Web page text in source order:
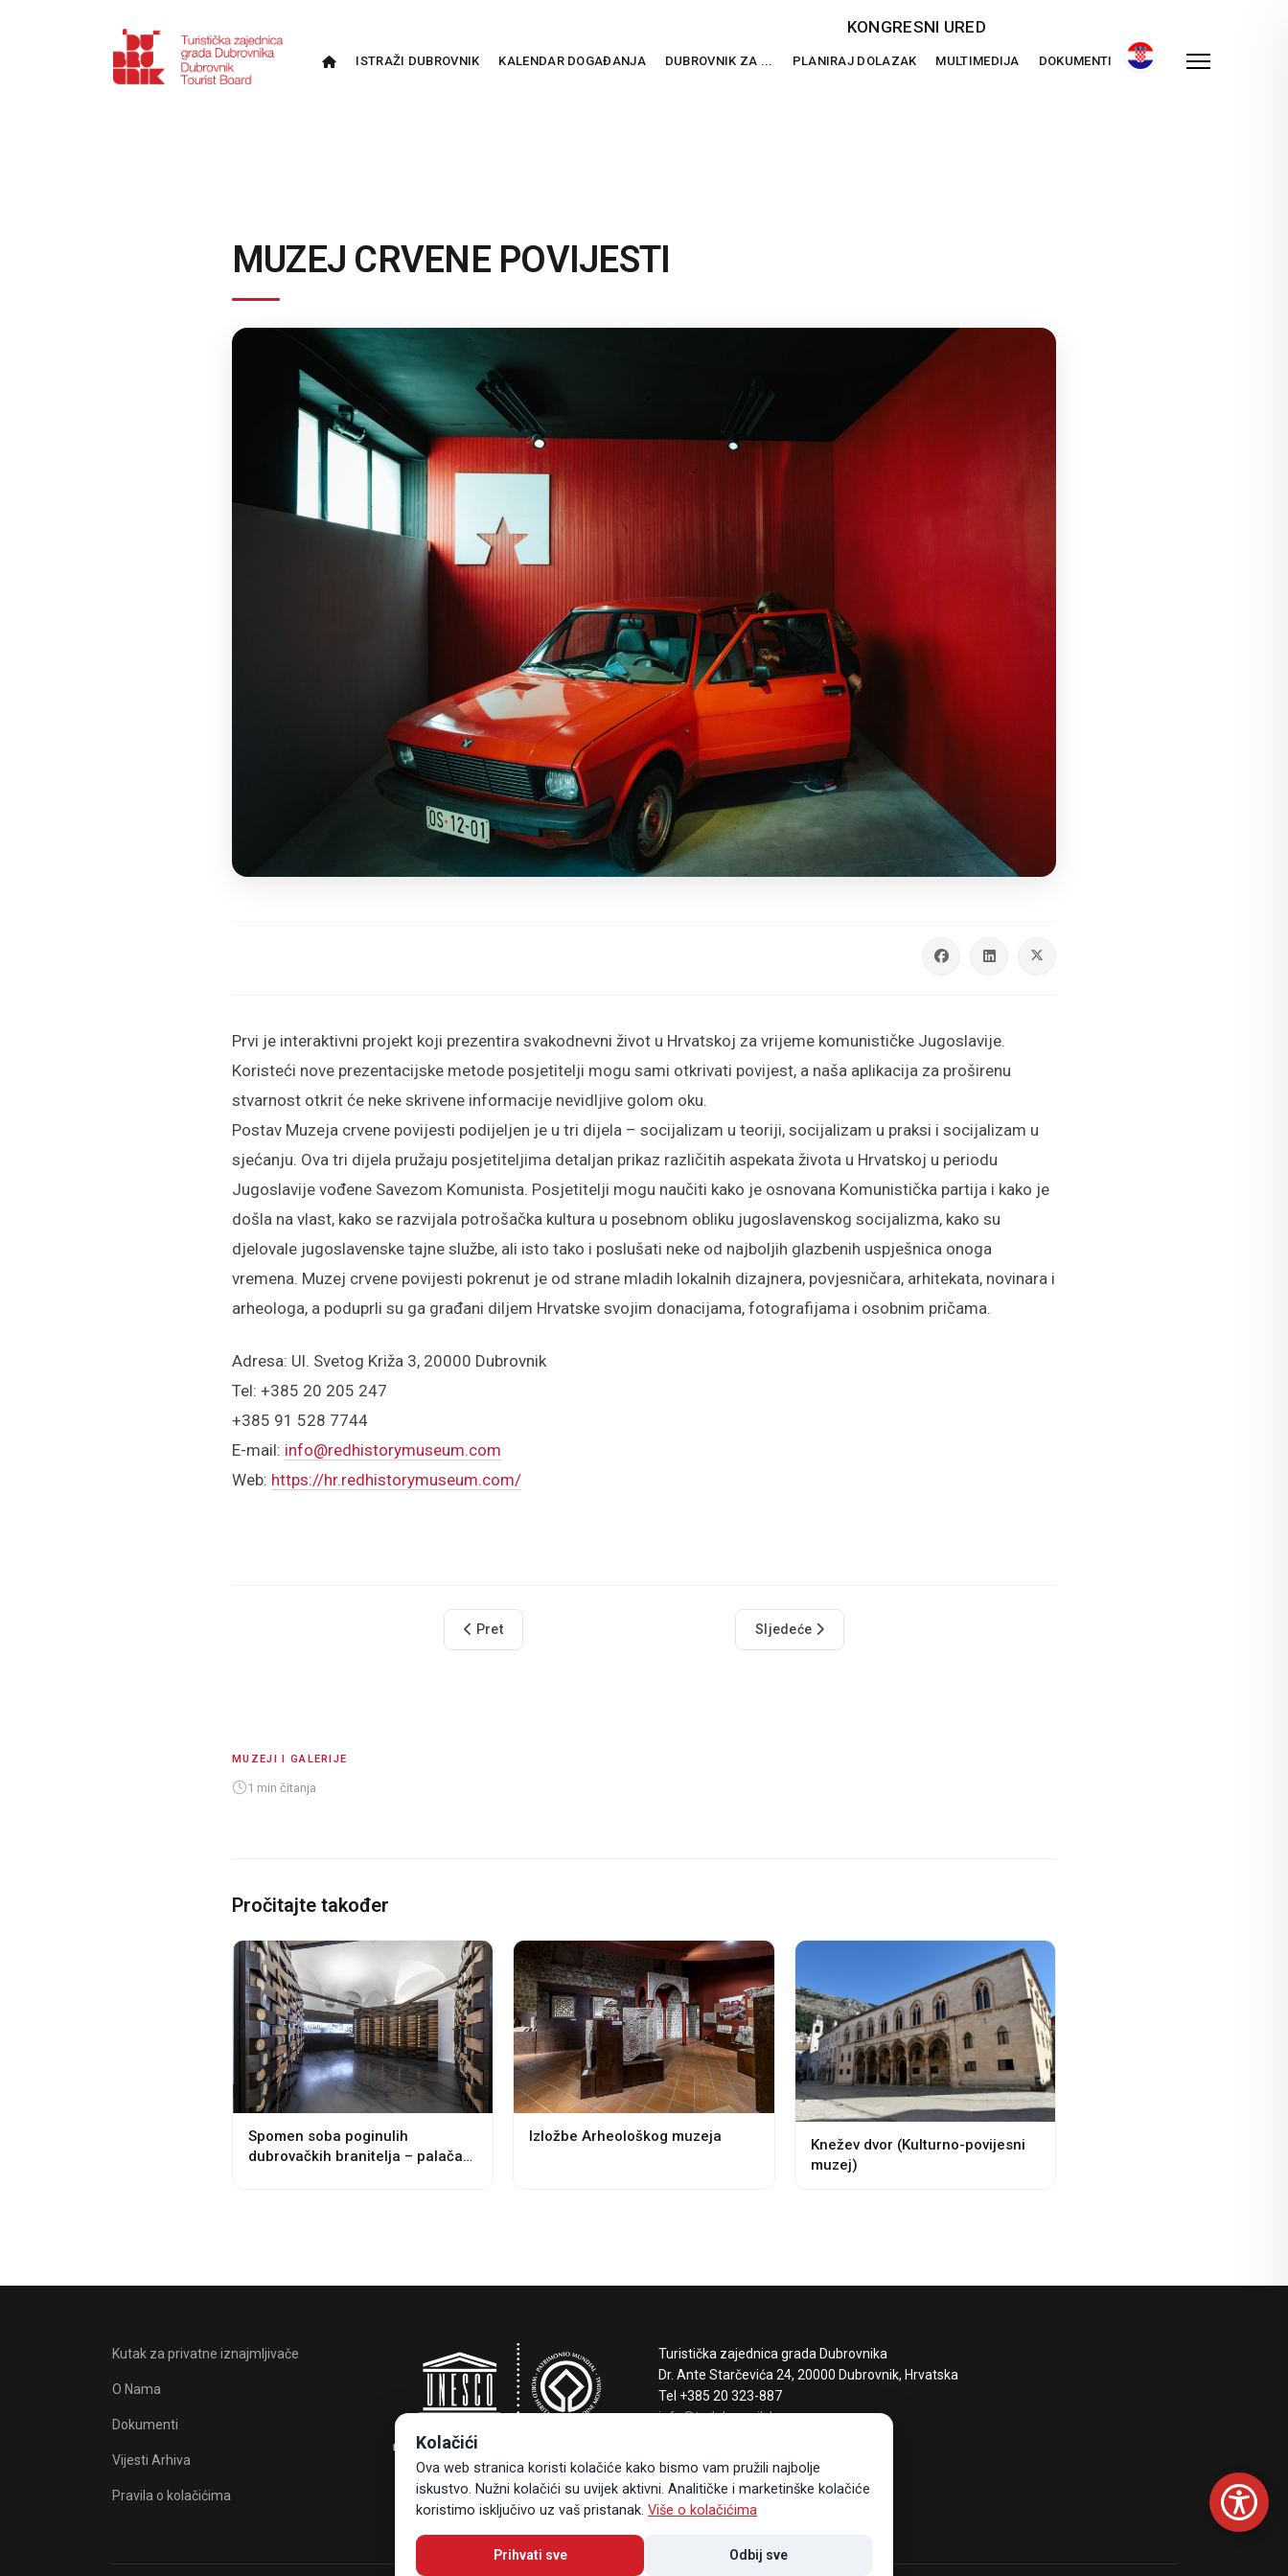
KONGRESNI URED
ISTRAŽI DUBROVNIK KALENDAR DOGAĐANJA DUBROVNIK ZA ... PLANIRAJ DOLAZAK MULTIMEDIJA DOKUMENTI
MUZEJI I GALERIJE
MUZEJ CRVENE POVIJESTI
1 min čitanja
Prvi je interaktivni projekt koji prezentira svakodnevni život u Hrvatskoj za vrijeme komunističke Jugoslavije.
Koristeći nove prezentacijske metode posjetitelji mogu sami otkrivati povijest, a naša aplikacija za proširenu
stvarnost otkrit će neke skrivene informacije nevidljive golom oku.
Postav Muzeja crvene povijesti podijeljen je u tri dijela – socijalizam u teoriji, socijalizam u praksi i socijalizam u
sjećanju. Ova tri dijela pružaju posjetiteljima detaljan prikaz različitih aspekata života u Hrvatskoj u periodu
Jugoslavije vođene Savezom Komunista. Posjetitelji mogu naučiti kako je osnovana Komunistička partija i kako je
došla na vlast, kako se razvijala potrošačka kultura u posebnom obliku jugoslavenskog socijalizma, kako su
djelovale jugoslavenske tajne službe, ali isto tako i poslušati neke od najboljih glazbenih uspješnica onoga
vremena. Muzej crvene povijesti pokrenut je od strane mladih lokalnih dizajnera, povjesničara, arhitekata, novinara i
arheologa, a poduprli su ga građani diljem Hrvatske svojim donacijama, fotografijama i osobnim pričama.
Adresa: Ul. Svetog Križa 3, 20000 Dubrovnik
Tel: +385 20 205 247
+385 91 528 7744
E-mail: info@redhistorymuseum.com
Web: https://hr.redhistorymuseum.com/
Prethodni članak: Sinagoga
Pret Sljedeći članak: Umjetnička Galerija Dubrovnik
Sljedeće
Pročitajte također
Spomen soba poginulih
dubrovačkih branitelja – palača
Izložbe Arheološkog muzeja
Knežev dvor (Kulturno-povijesni
muzej)
Kutak za privatne iznajmljivače
O Nama
Dokumenti
Vijesti Arhiva
Pravila o kolačićima
Turistička zajednica grada Dubrovnika
Dr. Ante Starčevića 24, 20000 Dubrovnik, Hrvatska
Tel +385 20 323-887
info@tzdubrovnik.hr
Kolačići
Ova web stranica koristi kolačiće kako bismo vam pružili najbolje
iskustvo. Nužni kolačići su uvijek aktivni. Analitičke i marketinške kolačiće
koristimo isključivo uz vaš pristanak. Više o kolačićima
Prihvati sve Odbij sve